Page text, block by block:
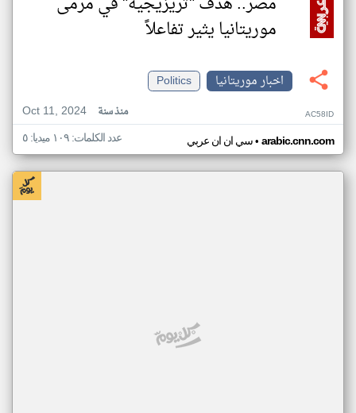
موريتانيا يثير تفاعلاً
اخبار موريتانيا
Politics
Oct 11, 2024
منذ سنة AC58ID
سي ان ان عربي• arabic.cnn.com عدد الكلمات: ١٠٩ ميديا: ٥